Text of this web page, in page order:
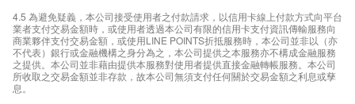
4.5 為避免疑義，本公司接受使用者之付款請求，以信用卡線上付款方式向平台
業者支付交易金額時，或使用者透過本公司有限的信用卡支付資訊傳輸服務向
商業夥伴支付交易金額，或使用LINE POINTS折抵服務時，本公司並非以（亦
不代表）銀行或金融機構之身分為之，本公司提供之本服務亦不構成金融服務
之提供。本公司並非藉由提供本服務對使用者提供直接金融轉帳服務。本公司
所收取之交易金額並非存款，故本公司無須支付任何關於交易金額之利息或孳
息。